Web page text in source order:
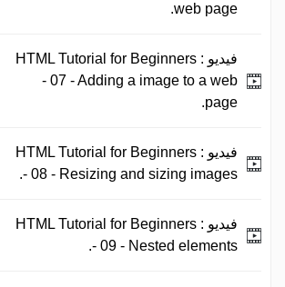
web page.
فيديو : HTML Tutorial for Beginners
- 07 - Adding a image to a web
page.
فيديو : HTML Tutorial for Beginners
- 08 - Resizing and sizing images.
فيديو : HTML Tutorial for Beginners
- 09 - Nested elements.